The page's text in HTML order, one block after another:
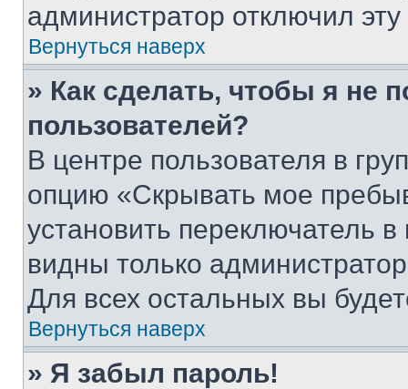
администратор отключил
Вернуться наверх
» Как сделать, чтобы я не
пользователей?
В центре пользователя в
опцию «Скрывать мое
установить переключатель
видны только
Для всех остальных вы
Вернуться наверх
» Я забыл пароль!